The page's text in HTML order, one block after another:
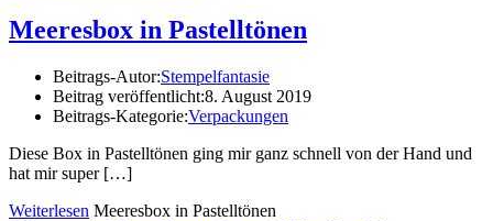
Meeresbox in Pastelltönen
Beitrags-Autor:Stempelfantasie
Beitrag veröffentlicht:8. August 2019
Beitrags-Kategorie:Verpackungen
Diese Box in Pastelltönen ging mir ganz schnell von der Hand und
hat mir super[…]
Weiterlesen Meeresbox in Pastelltönen